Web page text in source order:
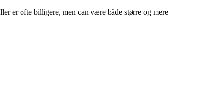
er ofte billigere, men can være både større og mere